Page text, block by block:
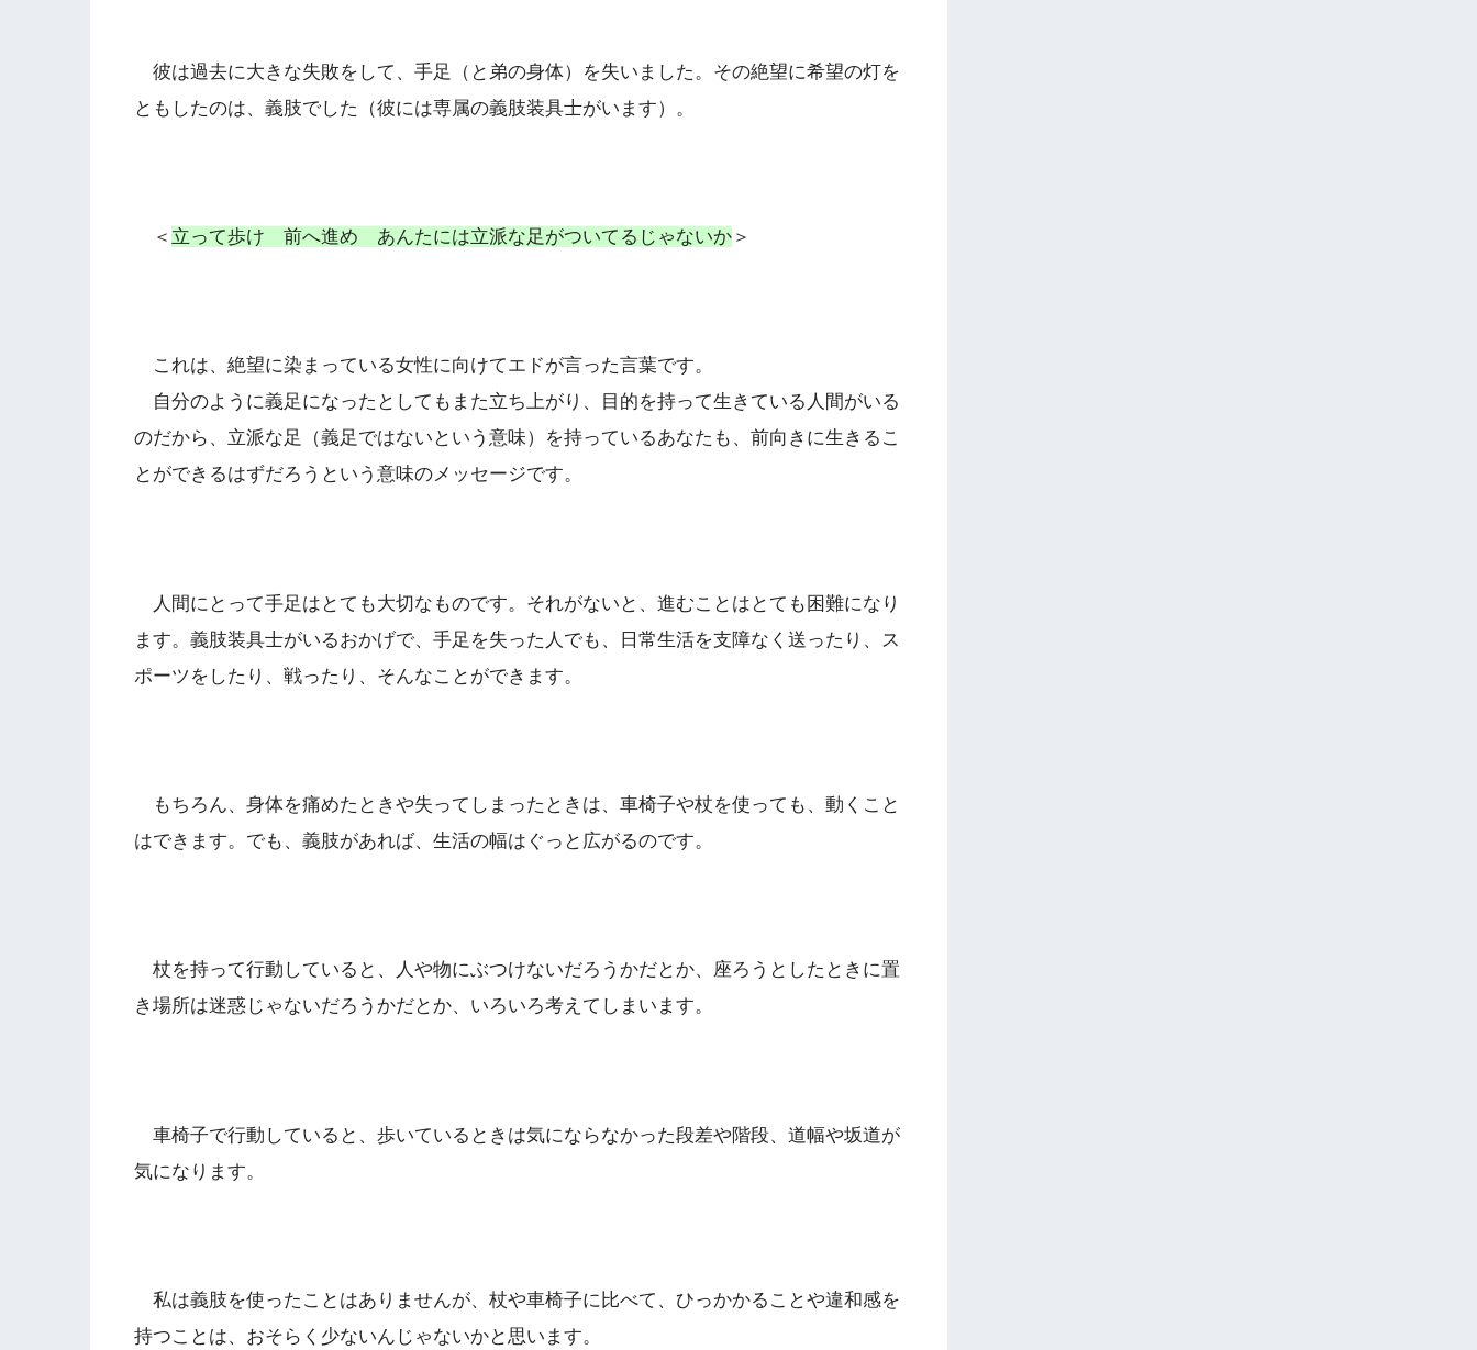
彼は過去に大きな失敗をして、手足（と弟の身体）を失いました。その絶望に希望の灯を
ともしたのは、義肢でした（彼には専属の義肢装具士がいます）。
＜ 立って歩け 前へ進め あんたには立派な足がついてるじゃないか ＞
これは、絶望に染まっている女性に向けてエドが言った言葉です。
自分のように義足になったとしてもまた立ち上がり、目的を持って生きている人間がいる
のだから、立派な足（義足ではないという意味）を持っているあなたも、前向きに生きるこ
とができるはずだろうという意味のメッセージです。
人間にとって手足はとても大切なものです。それがないと、進むことはとても困難になり
ます。義肢装具士がいるおかげで、手足を失った人でも、日常生活を支障なく送ったり、ス
ポーツをしたり、戦ったり、そんなことができます。
もちろん、身体を痛めたときや失ってしまったときは、車椅子や杖を使っても、動くこと
はできます。でも、義肢があれば、生活の幅はぐっと広がるのです。
杖を持って行動していると、人や物にぶつけないだろうかだとか、座ろうとしたときに置
き場所は迷惑じゃないだろうかだとか、いろいろ考えてしまいます。
車椅子で行動していると、歩いているときは気にならなかった段差や階段、道幅や坂道が
気になります。
私は義肢を使ったことはありませんが、杖や車椅子に比べて、ひっかかることや違和感を
持つことは、おそらく少ないんじゃないかと思います。